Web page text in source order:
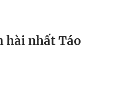
hài nhất Táo